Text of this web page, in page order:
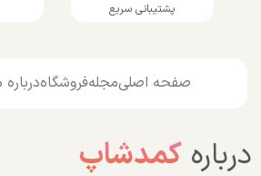
پشتیبانی سریع
صفحه اصلیمجلهفروشگاهدرباره
درباره کمدشاپ